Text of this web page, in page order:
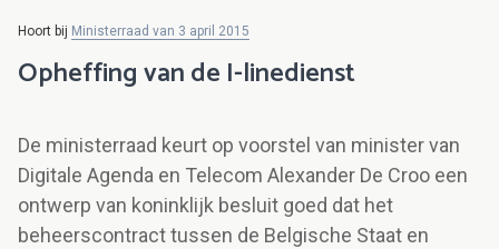
Hoort bij Ministerraad van 3 april 2015
Opheffing van de I-linedienst
De ministerraad keurt op voorstel van minister van
Digitale Agenda en Telecom Alexander De Croo een
ontwerp van koninklijk besluit goed dat het
beheerscontract tussen de Belgische Staat en